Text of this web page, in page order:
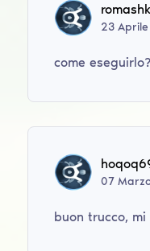
23Aprile
come
07
buon trucco,